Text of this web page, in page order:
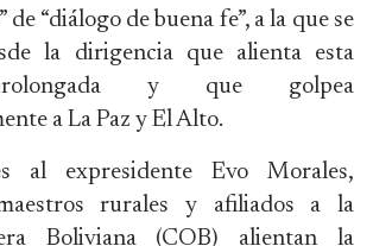
“diálogo de buena fe”, a la que se
la dirigencia que alienta esta
y que golpea
a La Paz y El Alto.
al expresidente Evo Morales,
rurales y afiliados a la
Boliviana (COB) alientan la